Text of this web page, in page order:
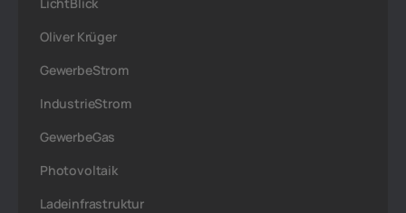
Oliver Krüger
GewerbeStrom
IndustrieStrom
GewerbeGas
Photovoltaik
Ladeinfrastruktur